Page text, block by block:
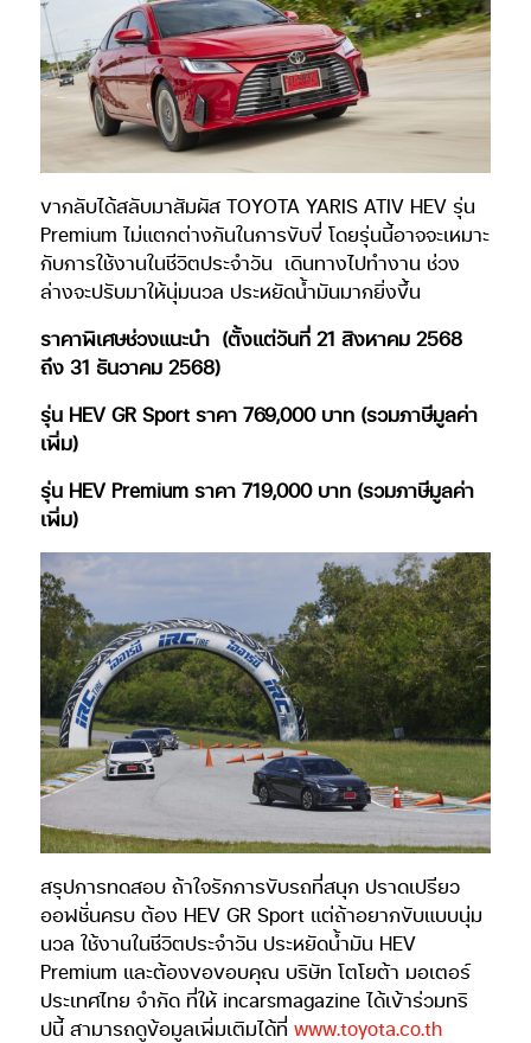
ขากลับได้สลับมาสัมผัส TOYOTA YARIS ATIV HEV รุ่น
Premium ไม่แตกต่างกันในการขับขี่ โดยรุ่นนี้อาจจะเหมาะ
กับการใช้งานในชีวิตประจำวัน เดินทางไปทำงาน ช่วง
ล่างจะปรับมาให้นุ่มนวล ประหยัดน้ำมันมากยิ่งขึ้น
ราคาพิเศษช่วงแนะนำ (ตั้งแต่วันที่ 21 สิงหาคม 2568
ถึง 31 ธันวาคม 2568)
รุ่น HEV GR Sport ราคา 769,000 บาท (รวมภาษีมูลค่า
เพิ่ม)
รุ่น HEV Premium ราคา 719,000 บาท (รวมภาษีมูลค่า
เพิ่ม)
สรุปการทดสอบ ถ้าใจรักการขับรถที่สนุก ปราดเปรียว
ออฟชั่นครบ ต้อง HEV GR Sport แต่ถ้าอยากขับแบบนุ่ม
นวล ใช้งานในชีวิตประจำวัน ประหยัดน้ำมัน HEV
Premium และต้องขอขอบคุณ บริษัท โตโยต้า มอเตอร์
ประเทศไทย จำกัด ที่ให้ incarsmagazine ได้เข้าร่วมทริ
ปนี้ สามารถดูข้อมูลเพิ่มเติมได้ที่ www.toyota.co.th